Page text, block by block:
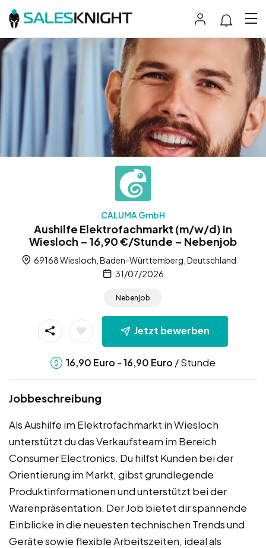
CALUMA GmbH
Aushilfe Elektrofachmarkt (m/w/d) in
Wiesloch – 16,90 €/Stunde – Nebenjob
69168 Wiesloch, Baden-Württemberg, Deutschland
31/07/2026
Nebenjob
Jetzt bewerben
16,90 Euro -16,90 Euro / Stunde
Jobbeschreibung
Als Aushilfe im Elektrofachmarkt in Wiesloch
unterstützt du das Verkaufsteam im Bereich
Consumer Electronics. Du hilfst Kunden bei der
Orientierung im Markt, gibst grundlegende
Produktinformationen und unterstützt bei der
Warenpräsentation. Der Job bietet dir spannende
Einblicke in die neuesten technischen Trends und
Geräte sowie flexible Arbeitszeiten, ideal als